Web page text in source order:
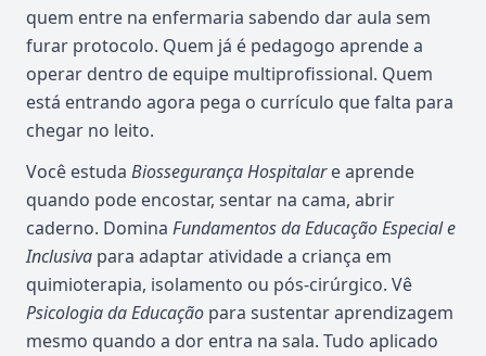
quem entre na enfermaria sabendo dar aula sem
furar protocolo. Quem já é pedagogo aprende a
operar dentro de equipe multiprofissional. Quem
está entrando agora pega o currículo que falta para
chegar no leito.
Você estuda Biossegurança Hospitalare aprende
quando pode encostar, sentar na cama, abrir
caderno. Domina Fundamentos da Educação Especial e
Inclusiva para adaptar atividade a criança em
quimioterapia, isolamento ou pós-cirúrgico. Vê
Psicologia da Educação para sustentar aprendizagem
mesmo quando a dor entra na sala. Tudo aplicado